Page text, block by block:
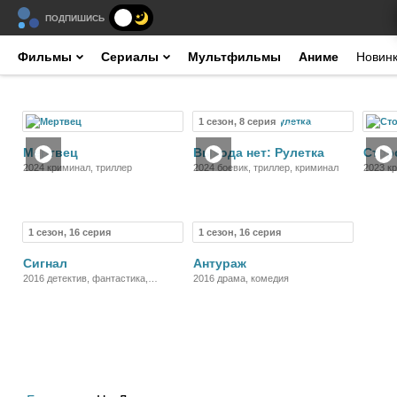
ПОДПИШИСЬ
Фильмы Сериалы Мультфильмы Аниме
Мертвец
2024 криминал, триллер
1 сезон, 8 серия Сериал
Выхода нет: Рулетка
2024 боевик, триллер, криминал 2023
1 сезон, 16 серия
Сигнал
2016 детектив, фантастика,
1 сезон, 16 серия
Антураж
2016 драма, комедия